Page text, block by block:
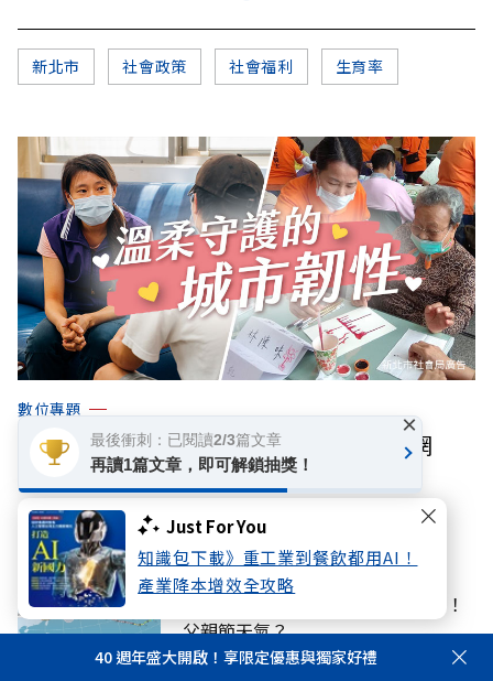
Just For You
知識包下載》重工業到餐飲都用AI！
產業降本增效全攻略
新北市 社會政策 社會福利 生育率
數位專題
堅韌守護，溫柔同行：織就的城市防護網
你可能感興趣
話題
颱風白海豚動態：路徑不確定性增！
父親節天氣？
40 週年盛大開啟！享限定優惠與獨家好禮
最後衝刺：已閱讀2/3篇文章
再讀1篇文章，即可解鎖抽獎！
×